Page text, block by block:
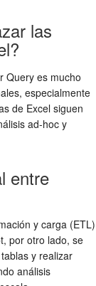
las
Query es mucho
especialmente
de Excel siguen
ad-hoc y
entre
y carga (ETL)
por otro lado, se
y realizar
análisis